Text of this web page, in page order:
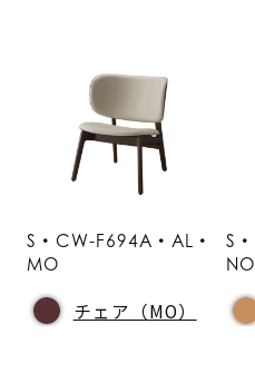
S・CW-F694A・AL・
MO
チェア（MO）
S
NO